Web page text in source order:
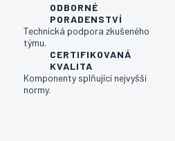
ODBORNÉ
PORADENSTVÍ
Technická podpora zkušeného
týmu.
CERTIFIKOVANÁ
KVALITA
Komponenty splňující nejvyšší
normy.